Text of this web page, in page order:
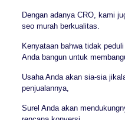
Dengan adanya CRO, kami
seo murah berkualitas.
Kenyataan bahwa tidak
Anda bangun untuk
Usaha Anda akan sia-sia
penjualannya,
Surel Anda akan